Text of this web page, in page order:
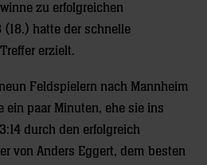
zu erfolgreichen
(18.) hatte der schnelle
erzielt.
Feldspielern nach Mannheim
ein paar Minuten, ehe sie ins
durch den erfolgreich
von Anders Eggert, dem besten